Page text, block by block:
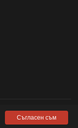
данните.Съгласен съм